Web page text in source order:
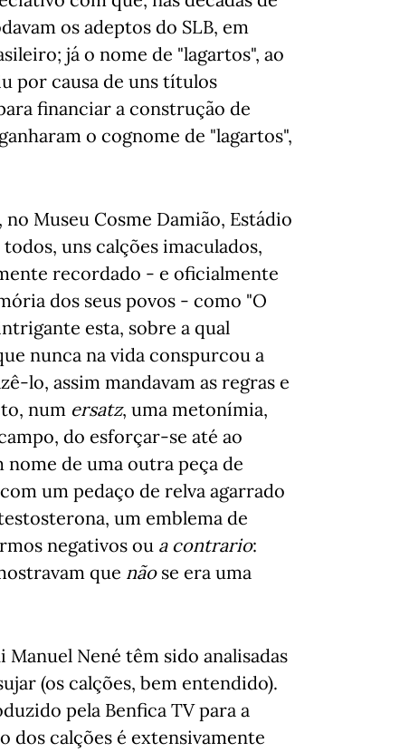
os adeptos do SLB, em
já o nome de "lagartos", ao
por causa de uns títulos
financiar a construção de
o cognome de "lagartos",
Museu Cosme Damião, Estádio
uns calções imaculados,
recordado - e oficialmente
dos seus povos - como "O
esta, sobre a qual
nunca na vida conspurcou a
lo, assim mandavam as regras e
num ersatz, uma metonímia,
do esforçar-se até ao
de uma outra peça de
um pedaço de relva agarrado
um emblema de
negativos ou a contrario:
que não se era uma
Manuel Nené têm sido analisadas
(os calções, bem entendido).
pela Benfica TV para a
dos calções é extensivamente